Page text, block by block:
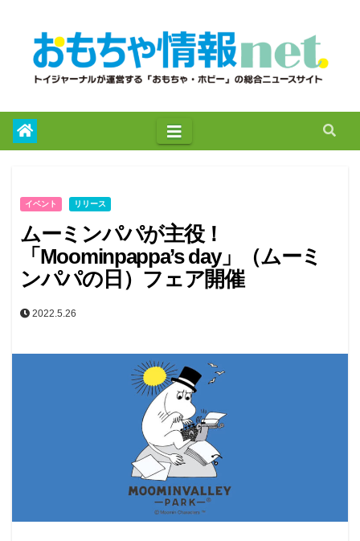
イベント リリース
ムーミンパパが主役！
「Moominpappa’s day」（ムーミ
ンパパの日）フェア開催
2022.5.26